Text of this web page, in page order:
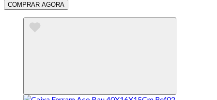
COMPRAR AGORA